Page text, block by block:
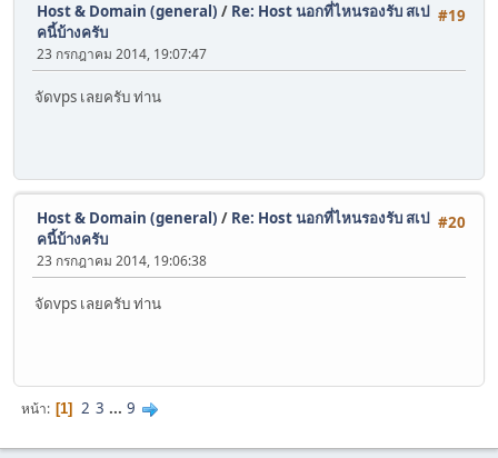
#19
Host & Domain (general) / Re: Host นอกที่ไหนรองรับ สเป
คนี้บ้างครับ
23 กรกฎาคม 2014, 19:07:47
จัดvps เลยครับ ท่าน
#20
Host & Domain (general) / Re: Host นอกที่ไหนรองรับ สเป
คนี้บ้างครับ
23 กรกฎาคม 2014, 19:06:38
จัดvps เลยครับ ท่าน
หน้า 1 2 3 ... 9